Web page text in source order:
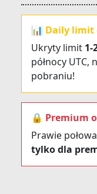
📊 Daily limit
Ukryty limit 1-
północy UTC,
pobraniu!
🔒 Premium
Prawie
tylko dla